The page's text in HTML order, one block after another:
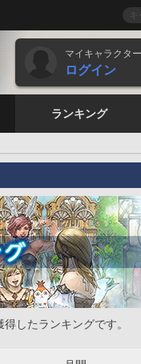
マイキャラクタ
ログイン
ランキング
したランキングです。